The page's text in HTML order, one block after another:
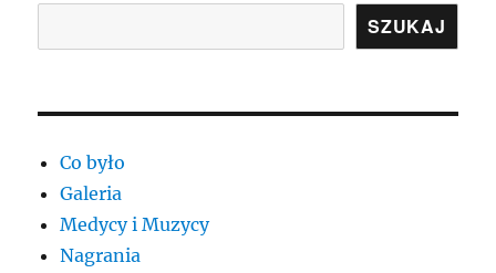
SZUKAJ
Co było
Galeria
Medycy i Muzycy
Nagrania